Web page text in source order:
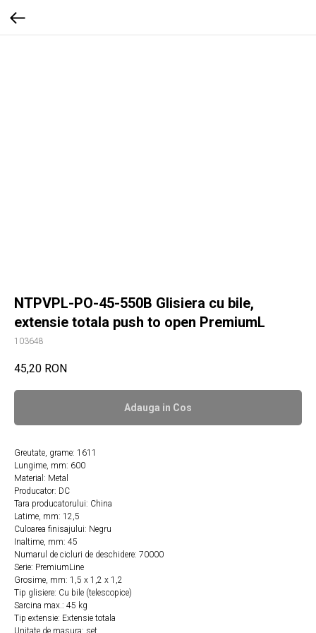
NTPVPL-PO-45-550B Glisiera cu bile,
extensie totala push to open PremiumL
103648
45,20 RON
Adauga in Сos
Greutate, grame: 1611
Lungime, mm: 600
Material: Metal
Producator: DC
Tara producatorului: China
Latime, mm: 12,5
Culoarea finisajului: Negru
Inaltime, mm: 45
Numarul de cicluri de deschidere: 70000
Serie: PremiumLine
Grosime, mm: 1,5 x 1,2 x 1,2
Tip glisiere: Cu bile (telescopice)
Sarcina max.: 45 kg
Tip extensie: Extensie totala